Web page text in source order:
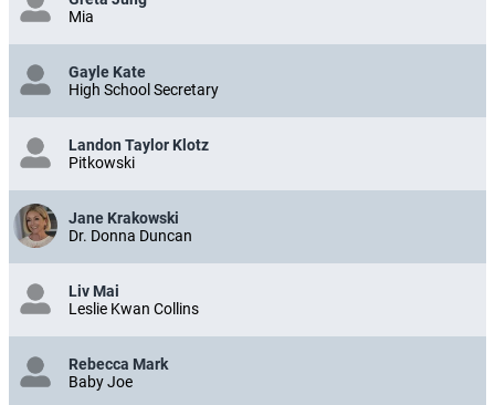
Mia
Gayle Kate
High School Secretary
Landon Taylor Klotz
Pitkowski
Jane Krakowski
Dr. Donna Duncan
Liv Mai
Leslie Kwan Collins
Rebecca Mark
Baby Joe